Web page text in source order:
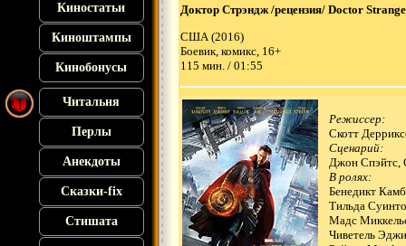
Киностатьи
Киноштампы
Кинобонусы
Читальня
Перлы
Анекдоты
Сказки-fix
Стишата
Доктор Стрэндж /рецензия/ Doctor Strange
США (2016)
Боевик, комикс, 16+
115 мин. / 01:55
Режиссер:
Скотт
Сценарий:
Джон Спэйтс,
В ролях:
Бенедикт
Тильда
Мадс
Чиветель